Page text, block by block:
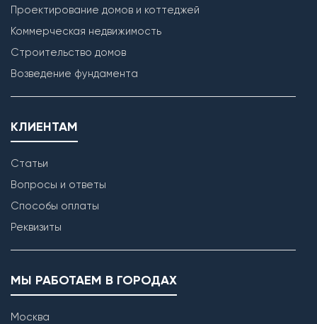
Проектирование домов и коттеджей
Коммерческая недвижимость
Строительство домов
Возведение фундамента
КЛИЕНТАМ
Статьи
Вопросы и ответы
Способы оплаты
Реквизиты
МЫ РАБОТАЕМ В ГОРОДАХ
Москва